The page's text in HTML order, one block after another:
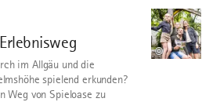
©
im Allgäu und die
spielend erkunden?
Weg von Spieloase zu